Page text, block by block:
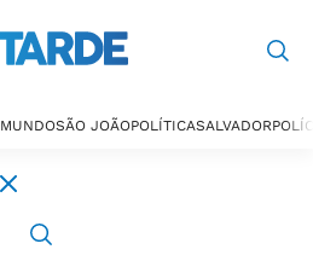
SÃO JOÃOPOLÍTICASALVADOR